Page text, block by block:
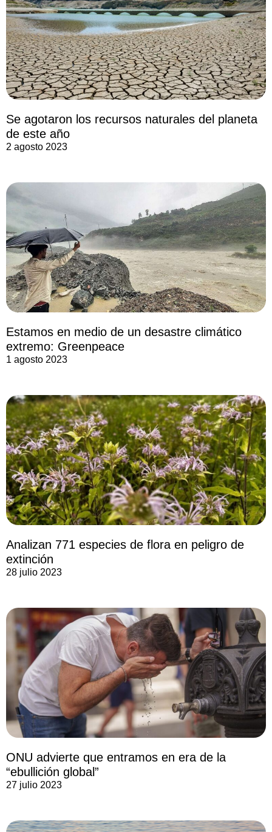
Se agotaron los recursos naturales del planeta
de este año
2 agosto 2023
Estamos en medio de un desastre climático
extremo: Greenpeace
1 agosto 2023
Analizan 771 especies de flora en peligro de
extinción
28 julio 2023
ONU advierte que entramos en era de la
“ebullición global”
27 julio 2023